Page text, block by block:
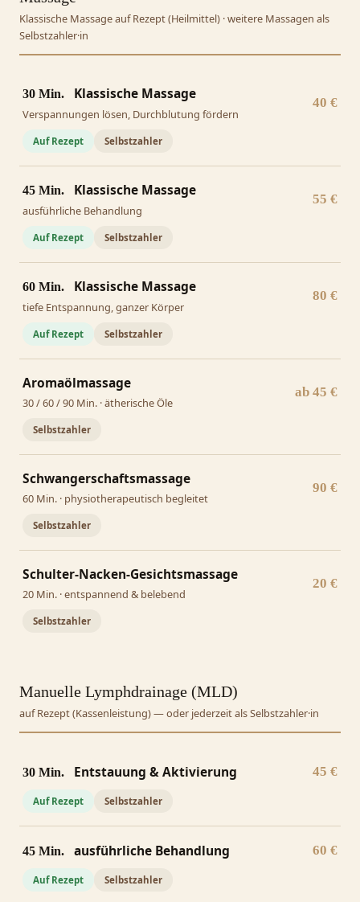
Klassische Massage auf Rezept (Heilmittel) · weitere Massagen als
Selbstzahler·in
30 Min. Klassische Massage
Verspannungen lösen, Durchblutung fördern
40 €
Auf Rezept Selbstzahler
45 Min. Klassische Massage
ausführliche Behandlung
55 €
Auf Rezept Selbstzahler
60 Min. Klassische Massage
tiefe Entspannung, ganzer Körper
80 €
Auf Rezept Selbstzahler
Aromaölmassage
30 / 60 / 90 Min. · ätherische Öle
ab 45 €
Selbstzahler
Schwangerschaftsmassage
60 Min. · physiotherapeutisch begleitet
90 €
Selbstzahler
Schulter-Nacken-Gesichtsmassage
20 Min. · entspannend & belebend
20 €
Selbstzahler
Manuelle Lymphdrainage (MLD)
auf Rezept (Kassenleistung) — oder jederzeit als Selbstzahler·in
30 Min. Entstauung & Aktivierung 45 €
Auf Rezept Selbstzahler
45 Min. ausführliche Behandlung 60 €
Auf Rezept Selbstzahler